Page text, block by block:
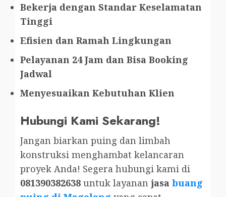
Bekerja dengan Standar Keselamatan
Tinggi
Efisien dan Ramah Lingkungan
Pelayanan 24 Jam dan Bisa Booking
Jadwal
Menyesuaikan Kebutuhan Klien
Hubungi Kami Sekarang!
Jangan biarkan puing dan limbah
konstruksi menghambat kelancaran
proyek Anda! Segera hubungi kami di
081390382638 untuk layanan jasa buang